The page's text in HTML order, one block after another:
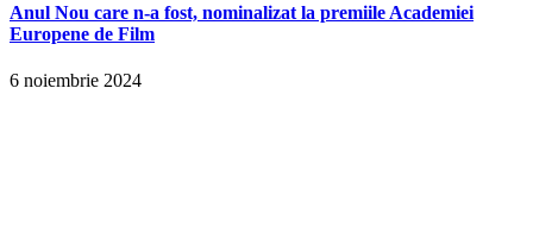
Anul Nou care n-a fost, nominalizat la premiile Academiei
Europene de Film
6 noiembrie 2024